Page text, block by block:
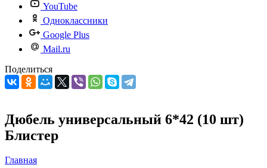
YouTube
Одноклассники
Google Plus
Mail.ru
Поделиться
Дюбель универсальный 6*42 (10 шт)
Блистер
Главная